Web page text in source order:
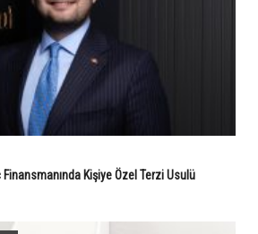
Kişiye Özel Terzi Usulü